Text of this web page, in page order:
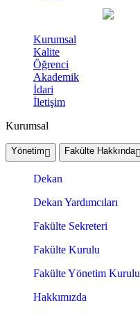
Kurumsal
Kalite
Öğrenci
Akademik
İdari
İletişim
Kurumsal
Yönetim Fakülte Hakkında
Dekan
Dekan Yardımcıları
Fakülte Sekreteri
Fakülte Kurulu
Fakülte Yönetim Kurulu
Hakkımızda